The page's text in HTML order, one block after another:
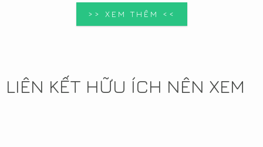
>> XEM THÊM <<
LIÊN KẾT HỮU ÍCH NÊN XEM